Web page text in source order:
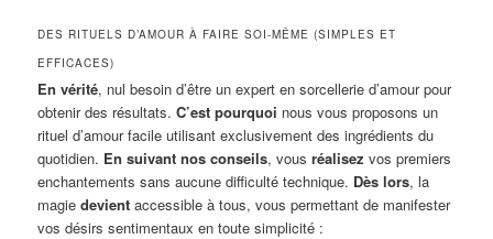
DES RITUELS D’AMOUR À FAIRE SOI-MÊME (SIMPLES ET
EFFICACES)
En vérité, nul besoin d’être un expert en sorcellerie d’amour pour
obtenir des résultats.C’est pourquoi nous vous proposons un
rituel d’amour facile utilisant exclusivement des ingrédients du
quotidien. En suivant nos conseils, vousréalisez vos premiers
enchantements sans aucune difficulté technique. Dès lors, la
magiedevient accessible à tous, vous permettant de manifester
vos désirs sentimentaux en toute simplicité :